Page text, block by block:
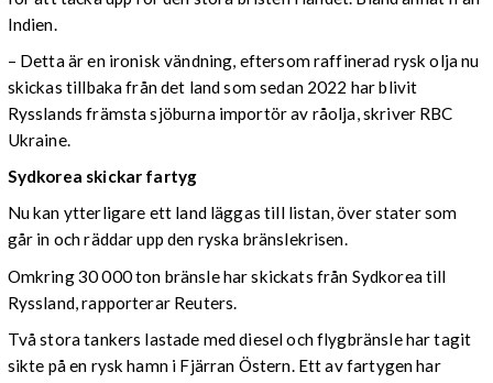
Indien.
– Detta är en ironisk vändning, eftersom raffinerad rysk olja nu
skickas tillbaka från det land som sedan 2022 har blivit
Rysslands främsta sjöburna importör av råolja, skriver RBC
Ukraine.
Sydkorea skickar fartyg
Nu kan ytterligare ett land läggas till listan, över stater som
går in och räddar upp den ryska bränslekrisen.
Omkring 30 000 ton bränsle har skickats från Sydkorea till
Ryssland, rapporterar Reuters.
Två stora tankers lastade med diesel och flygbränsle har tagit
sikte på en rysk hamn i Fjärran Östern. Ett av fartygen har